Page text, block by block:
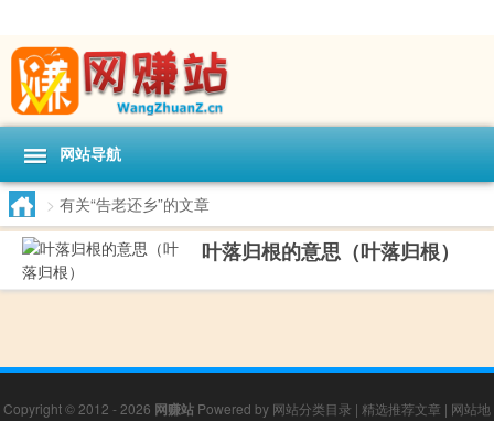
网站导航
> 有关“告老还乡”的文章
叶落归根的意思（叶落归根）
Copyright © 2012 - 2026 网赚站 Powered by 网站分类目录 | 精选推荐文章 | 网站地